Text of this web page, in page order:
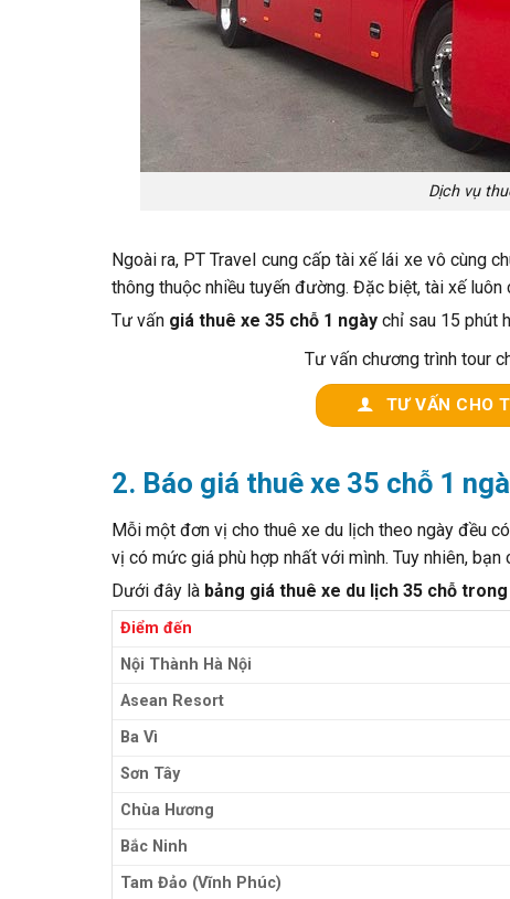
Dịch vụ
Ngoài ra, PT Travel cung cấp tài xế lái xe vô cùng
thông thuộc nhiều tuyến đường. Đặc biệt, tài xế
Tư vấn giá thuê xe 35 chỗ 1 ngày chỉ sau 15 phút
Tư vấn chương trình tour
TƯ VẤN CHO
2. Báo giá thuê xe 35 chỗ 1
Mỗi một đơn vị cho thuê xe du lịch theo ngày đều
vị có mức giá phù hợp nhất với mình. Tuy nhiên,
Dưới đây là bảng giá thuê xe du lịch 35 chỗ
Điểm đến
Nội Thành Hà Nội
Asean Resort
Ba Vì
Sơn Tây
Chùa Hương
Bắc Ninh
Tam Đảo (Vĩnh Phúc)